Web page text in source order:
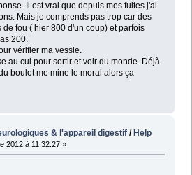
Il est vrai que depuis mes fuites j'ai
Mais je comprends pas trop car des
fou ( hier 800 d'un coup) et parfois
200.
vérifier ma vessie.
au cul pour sortir et voir du monde. Déjà
boulot me mine le moral alors ça
& l'appareil digestif /Help
2012 à 11:32:27 »